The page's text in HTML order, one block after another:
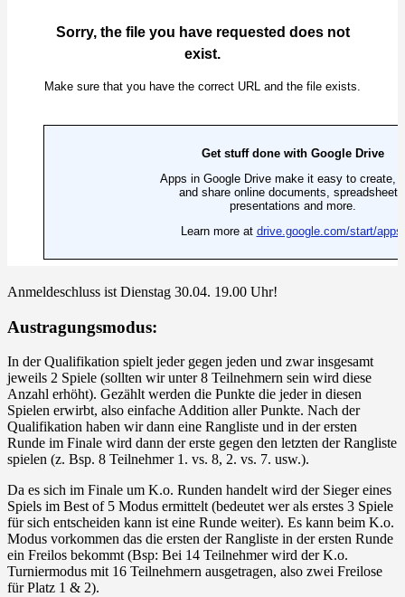
Anmeldeschluss ist Dienstag 30.04. 19.00 Uhr!
Austragungsmodus:
In der Qualifikation spielt jeder gegen jeden und zwar insgesamt
jeweils 2 Spiele (sollten wir unter 8 Teilnehmern sein wird diese
Anzahl erhöht). Gezählt werden die Punkte die jeder in diesen
Spielen erwirbt, also einfache Addition aller Punkte. Nach der
Qualifikation haben wir dann eine Rangliste und in der ersten
Runde im Finale wird dann der erste gegen den letzten der Rangliste
spielen (z. Bsp. 8 Teilnehmer 1. vs. 8, 2. vs. 7. usw.).
Da es sich im Finale um K.o. Runden handelt wird der Sieger eines
Spiels im Best of 5 Modus ermittelt (bedeutet wer als erstes 3 Spiele
für sich entscheiden kann ist eine Runde weiter). Es kann beim K.o.
Modus vorkommen das die ersten der Rangliste in der ersten Runde
ein Freilos bekommt (Bsp: Bei 14 Teilnehmer wird der K.o.
Turniermodus mit 16 Teilnehmern ausgetragen, also zwei Freilose
für Platz 1 & 2).